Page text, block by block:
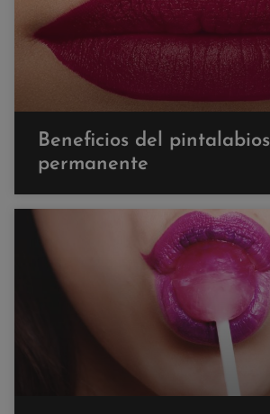
Beneficios del pintalabios
permanente